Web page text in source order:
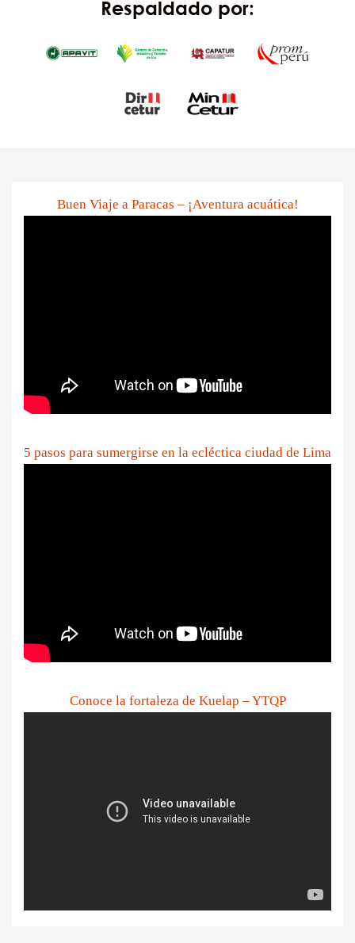
Respaldado por:
Buen Viaje a Paracas – ¡Aventura acuática!
5 pasos para sumergirse en la ecléctica ciudad de Lima
Conoce la fortaleza de Kuelap – YTQP